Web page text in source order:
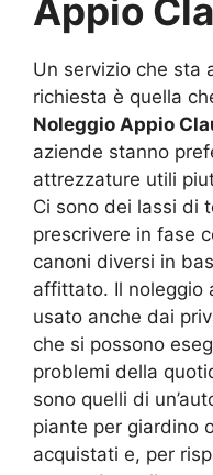
Appio
Un servizio che sta
richiesta è quella
Noleggio Appio
aziende stanno
attrezzature utili
Ci sono dei lassi di
prescrivere in fase
canoni diversi in
affittato. Il noleggio
usato anche dai
che si possono
problemi della
sono quelli di
piante per giardino
acquistati e, per